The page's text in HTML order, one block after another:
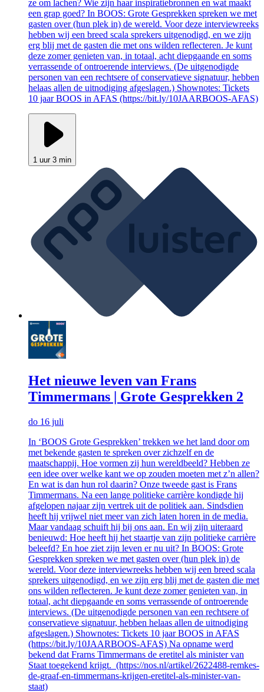
ze om lachen? Wie zijn haar inspiratiebronnen en wat maakt
een grap goed? In BOOS: Grote Gesprekken spreken we met
gasten over (hun plek in) de wereld. Voor deze interviewreeks
hebben wij een breed scala sprekers uitgenodigd, en we zijn
erg blij met de gasten die met ons wilden reflecteren. Je kunt
deze zomer genieten van, in totaal, acht diepgaande en soms
verrassende of ontroerende interviews. (De uitgenodigde
personen van een rechtsere of conservatieve signatuur, hebben
helaas allen de uitnodiging afgeslagen.) Shownotes: Tickets
10 jaar BOOS in AFAS (https://bit.ly/10JAARBOOS-AFAS)
1 uur 3 min
Het nieuwe leven van Frans
Timmermans | Grote Gesprekken 2
do 16 juli
In ‘BOOS Grote Gesprekken’ trekken we het land door om
met bekende gasten te spreken over zichzelf en de
maatschappij. Hoe vormen zij hun wereldbeeld? Hebben ze
een idee over welke kant we op zouden moeten met z’n allen?
En wat is dan hun rol daarin? Onze tweede gast is Frans
Timmermans. Na een lange politieke carrière kondigde hij
afgelopen najaar zijn vertrek uit de politiek aan. Sindsdien
heeft hij vrijwel niet meer van zich laten horen in de media.
Maar vandaag schuift hij bij ons aan. En wij zijn uiteraard
benieuwd: Hoe heeft hij het staartje van zijn politieke carrière
beleefd? En hoe ziet zijn leven er nu uit? In BOOS: Grote
Gesprekken spreken we met gasten over (hun plek in) de
wereld. Voor deze interviewreeks hebben wij een breed scala
sprekers uitgenodigd, en we zijn erg blij met de gasten die met
ons wilden reflecteren. Je kunt deze zomer genieten van, in
totaal, acht diepgaande en soms verrassende of ontroerende
interviews. (De uitgenodigde personen van een rechtsere of
conservatieve signatuur, hebben helaas allen de uitnodiging
afgeslagen.) Shownotes: Tickets 10 jaar BOOS in AFAS
(https://bit.ly/10JAARBOOS-AFAS) Na opname werd
bekend dat Frarns Timmermans de eretitel als minister van
Staat toegekend krijgt. (https://nos.nl/artikel/2622488-remkes-
de-graaf-en-timmermans-krijgen-eretitel-als-minister-van-
staat)